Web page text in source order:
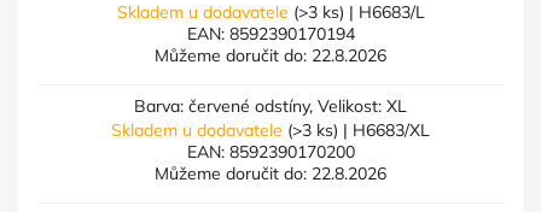
Skladem u dodavatele (>3 ks) | H6683/L
EAN: 8592390170194
Můžeme doručit do: 22.8.2026
Barva: červené odstíny, Velikost: XL
Skladem u dodavatele (>3 ks) | H6683/XL
EAN: 8592390170200
Můžeme doručit do: 22.8.2026